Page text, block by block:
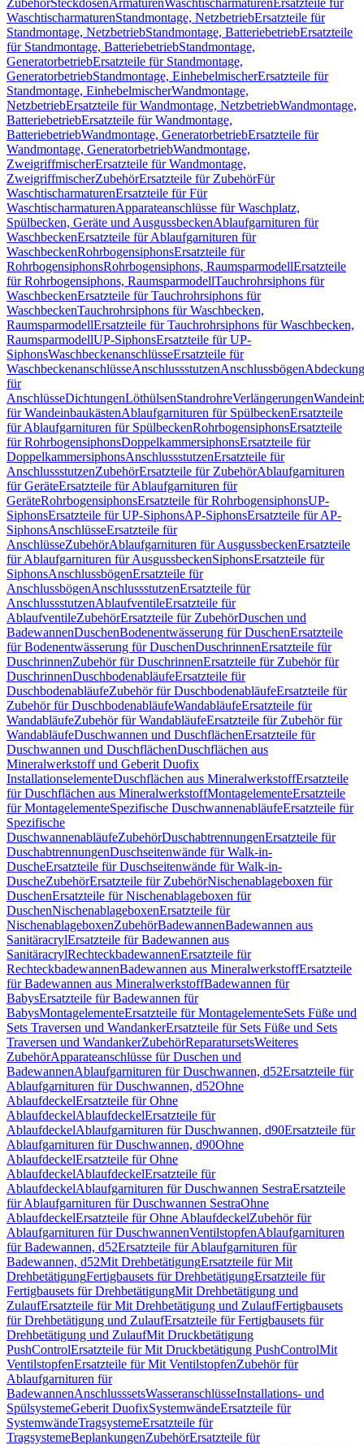
ZubehörSteckdosenArmaturenWaschtischarmaturen Ersatzteile für
WaschtischarmaturenStandmontage, NetzbetriebErsatzteile für
Standmontage, NetzbetriebStandmontage, BatteriebetriebErsatzteile
für Standmontage, BatteriebetriebStandmontage,
GeneratorbetriebErsatzteile für Standmontage,
GeneratorbetriebStandmontage, EinhebelmischerErsatzteile für
Standmontage, EinhebelmischerWandmontage,
NetzbetriebErsatzteile für Wandmontage, NetzbetriebWandmontage,
BatteriebetriebErsatzteile für Wandmontage,
BatteriebetriebWandmontage, GeneratorbetriebErsatzteile für
Wandmontage, GeneratorbetriebWandmontage,
ZweigriffmischerErsatzteile für Wandmontage,
ZweigriffmischerZubehörErsatzteile für ZubehörFür
WaschtischarmaturenErsatzteile für Für
WaschtischarmaturenApparateanschlüsse für Waschplatz,
Spülbecken, Geräte und AusgussbeckenAblaufgarnituren für
WaschbeckenErsatzteile für Ablaufgarnituren für
WaschbeckenRohrbogensiphonsErsatzteile für
RohrbogensiphonsRohrbogensiphons, RaumsparmodellErsatzteile
für Rohrbogensiphons, RaumsparmodellTauchrohrsiphons für
WaschbeckenErsatzteile für Tauchrohrsiphons für
WaschbeckenTauchrohrsiphons für Waschbecken,
RaumsparmodellErsatzteile für Tauchrohrsiphons für Waschbecken,
RaumsparmodellUP-SiphonsErsatzteile für UP-
SiphonsWaschbeckenanschlüsseErsatzteile für
WaschbeckenanschlüsseAnschlussstutzenAnschlussbögen
für
AnschlüsseDichtungenLöthülsenStandrohreVerlängerungen
für WandeinbaukästenAblaufgarnituren für SpülbeckenErsatzteile
für Ablaufgarnituren für SpülbeckenRohrbogensiphonsErsatzteile
für RohrbogensiphonsDoppelkammersiphonsErsatzteile für
DoppelkammersiphonsAnschlussstutzenErsatzteile für
AnschlussstutzenZubehörErsatzteile für ZubehörAblaufgarnituren
für GeräteErsatzteile für Ablaufgarnituren für
GeräteRohrbogensiphonsErsatzteile für RohrbogensiphonsUP-
SiphonsErsatzteile für UP-SiphonsAP-SiphonsErsatzteile für AP-
SiphonsAnschlüsseErsatzteile für
AnschlüsseZubehörAblaufgarnituren für AusgussbeckenErsatzteile
für Ablaufgarnituren für AusgussbeckenSiphonsErsatzteile für
SiphonsAnschlussbögenErsatzteile für
AnschlussbögenAnschlussstutzenErsatzteile für
AnschlussstutzenAblaufventileErsatzteile für
AblaufventileZubehörErsatzteile für ZubehörDuschen und
BadewannenDuschenBodenentwässerung für DuschenErsatzteile
für Bodenentwässerung für DuschenDuschrinnenErsatzteile für
DuschrinnenZubehör für DuschrinnenErsatzteile für Zubehör für
DuschrinnenDuschbodenabläufeErsatzteile für
DuschbodenabläufeZubehör für DuschbodenabläufeErsatzteile für
Zubehör für DuschbodenabläufeWandabläufeErsatzteile für
WandabläufeZubehör für WandabläufeErsatzteile für Zubehör für
WandabläufeDuschwannen und DuschflächenErsatzteile für
Duschwannen und DuschflächenDuschflächen aus
Mineralwerkstoff und Geberit Duofix
InstallationselementeDuschflächen aus MineralwerkstoffErsatzteile
für Duschflächen aus MineralwerkstoffMontagelementeErsatzteile
für MontagelementeSpezifische DuschwannenabläufeErsatzteile für
Spezifische
DuschwannenabläufeZubehörDuschabtrennungenErsatzteile für
DuschabtrennungenDuschseitenwände für Walk-in-
DuscheErsatzteile für Duschseitenwände für Walk-in-
DuscheZubehörErsatzteile für ZubehörNischenablageboxen für
DuschenErsatzteile für Nischenablageboxen für
DuschenNischenablageboxenErsatzteile für
NischenablageboxenZubehörBadewannenBadewannen aus
SanitäracrylErsatzteile für Badewannen aus
SanitäracrylRechteckbadewannenErsatzteile für
RechteckbadewannenBadewannen aus MineralwerkstoffErsatzteile
für Badewannen aus MineralwerkstoffBadewannen für
BabysErsatzteile für Badewannen für
BabysMontagelementeErsatzteile für MontagelementeSets Füße und
Sets Traversen und WandankerErsatzteile für Sets Füße und Sets
Traversen und WandankerZubehörReparatursetsWeiteres
ZubehörApparateanschlüsse für Duschen und
BadewannenAblaufgarnituren für Duschwannen, d52Ersatzteile für
Ablaufgarnituren für Duschwannen, d52Ohne
AblaufdeckelErsatzteile für Ohne
AblaufdeckelAblaufdeckelErsatzteile für
AblaufdeckelAblaufgarnituren für Duschwannen, d90Ersatzteile für
Ablaufgarnituren für Duschwannen, d90Ohne
AblaufdeckelErsatzteile für Ohne
AblaufdeckelAblaufdeckelErsatzteile für
AblaufdeckelAblaufgarnituren für Duschwannen SestraErsatzteile
für Ablaufgarnituren für Duschwannen SestraOhne
AblaufdeckelErsatzteile für Ohne AblaufdeckelZubehör für
Ablaufgarnituren für DuschwannenVentilstopfenAblaufgarnituren
für Badewannen, d52Ersatzteile für Ablaufgarnituren für
Badewannen, d52Mit DrehbetätigungErsatzteile für Mit
DrehbetätigungFertigbausets für DrehbetätigungErsatzteile für
Fertigbausets für DrehbetätigungMit Drehbetätigung und
ZulaufErsatzteile für Mit Drehbetätigung und ZulaufFertigbausets
für Drehbetätigung und ZulaufErsatzteile für Fertigbausets für
Drehbetätigung und ZulaufMit Druckbetätigung
PushControlErsatzteile für Mit Druckbetätigung PushControlMit
VentilstopfenErsatzteile für Mit VentilstopfenZubehör für
Ablaufgarnituren für
BadewannenAnschlusssetsWasseranschlüsseInstallations- und
SpülsystemeGeberit DuofixSystemwändeErsatzteile für
SystemwändeTragsystemeErsatzteile für
TragsystemeBeplankungenZubehörErsatzteile für